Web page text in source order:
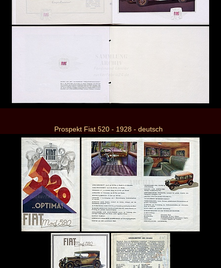
Prospekt Fiat 520 - 1928 - deutsch